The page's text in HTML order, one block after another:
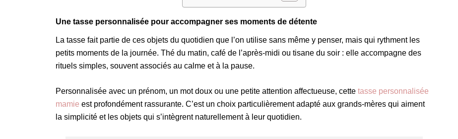
Une tasse personnalisée pour accompagner ses moments de détente
La tasse fait partie de ces objets du quotidien que l’on utilise sans même y penser, mais qui rythment les
petits moments de la journée. Thé du matin, café de l’après-midi ou tisane du soir : elle accompagne des
rituels simples, souvent associés au calme et à la pause.
Personnalisée avec un prénom, un mot doux ou une petite attention affectueuse, cette tasse personnalisée
mamie est profondément rassurante. C’est un choix particulièrement adapté aux grands-mères qui aiment
la simplicité et les objets qui s’intègrent naturellement à leur quotidien.